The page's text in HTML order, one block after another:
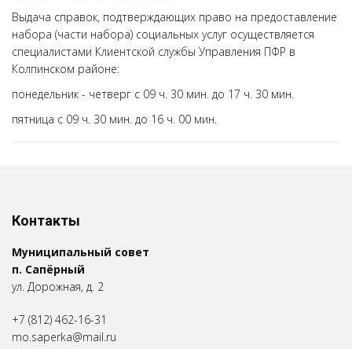
Выдача справок, подтверждающих право на предоставление
набора (части набора) социальных услуг осуществляется
специалистами Клиентской службы Управления ПФР в
Колпинском районе:
понедельник - четверг с 09 ч. 30 мин. до 17 ч. 30 мин.
пятница с 09 ч. 30 мин. до 16 ч. 00 мин.
Контакты
Муниципальный совет
п. Сапёрный
ул. Дорожная, д. 2
+7 (812) 462-16-31
mo.saperka@mail.ru